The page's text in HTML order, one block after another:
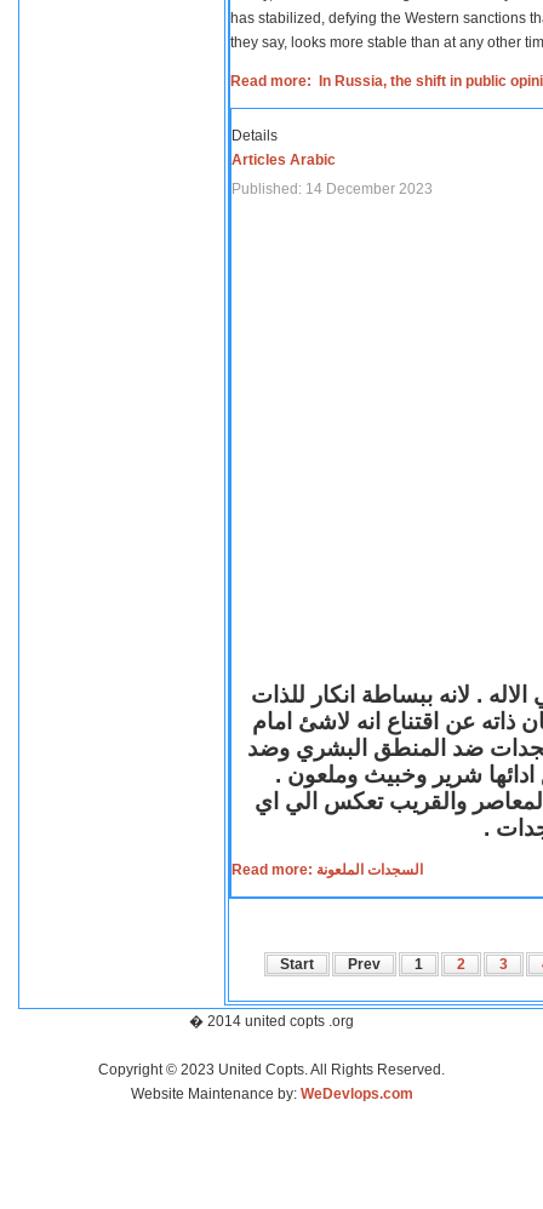
has stabilized, defying the Western sanctions
they say, looks more stable than at any other
Read more: In Russia, the shift in public
Details
Articles Arabic
Published: 14 December 2023
. لانه ببساطة انكار للذات
ذاته عن اقتناع انه لاشئ امام
ضد المنطق البشري وضد
ادائها شرير وخبيث وملعون .
المعاصر والقريب تعكس الي اي
.
Read more: السجدات الملعونة
Start Prev 1 2 3
� 2014 united copts .org
Copyright © 2023 United Copts. All Rights Reserved.
Website Maintenance by: WeDevlops.com